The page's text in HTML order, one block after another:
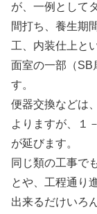
が、一例として
間打ち、養生期
工、内装仕上と
面室の一部（SB
す。
便器交換などは
よりますが、１
が延びます。
同じ類の工事で
とや、工程通り
出来るだけいろ